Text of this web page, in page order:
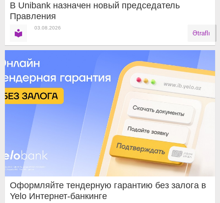
В Unibank назначен новый председатель
Правления
03.08.2026
Ətraflı
Оформляйте тендерную гарантию без залога в
Yelo Интернет-банкинге